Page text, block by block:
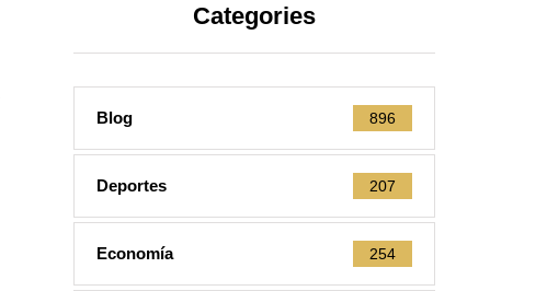
Categories
Blog 896
Deportes 207
Economía 254